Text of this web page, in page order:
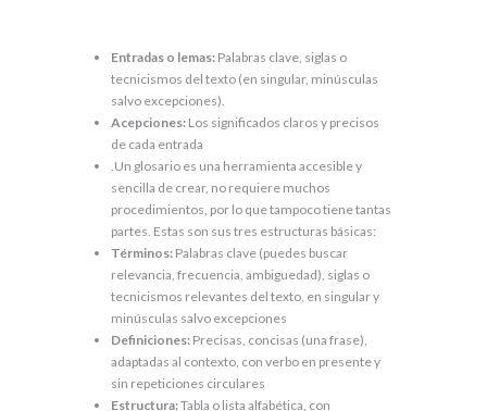
Entradas o lemas: Palabras clave, siglas o
tecnicismos del texto (en singular, minúsculas
salvo excepciones).
Acepciones: Los significados claros y precisos
de cada entrada
.Un glosario es una herramienta accesible y
sencilla de crear, no requiere muchos
procedimientos, por lo que tampoco tiene tantas
partes. Estas son sus tres estructuras básicas:
Términos: Palabras clave (puedes buscar
relevancia, frecuencia, ambiguedad), siglas o
tecnicismos relevantes del texto, en singular y
minúsculas salvo excepciones
Definiciones: Precisas, concisas (una frase),
adaptadas al contexto, con verbo en presente y
sin repeticiones circulares
Estructura:Tabla o lista alfabética, con